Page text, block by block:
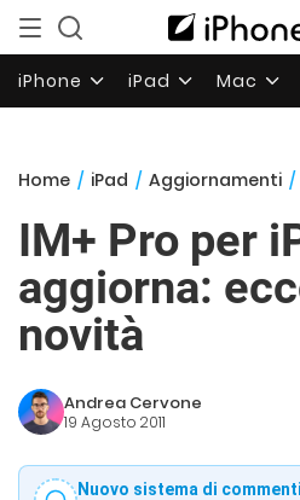
iPhone iPad Mac
Home / iPad / Aggiornamenti /
IM+ Pro per
aggiorna:
novità
Andrea Cervone
19 Agosto 2011
Nuovo sistema di commenti